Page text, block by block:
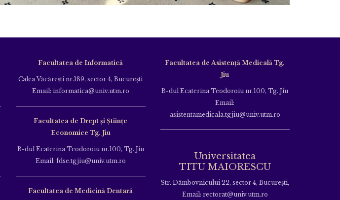
Facultatea de Informatică
Calea Văcăreşti nr.189, sector 4, Bucureşti
Email: informatica@univ.utm.ro
Facultatea de Drept și Științe
Economice Tg. Jiu
B-dul Ecaterina Teodoroiu nr.100, Tg. Jiu
Email: fdse.tgjiu@univ.utm.ro
Facultatea de Medicină Dentară
Facultatea de Asistență Medicală Tg.
Jiu
B-dul Ecaterina Teodoroiu nr.100, Tg. Jiu
Email:
asistentamedicala.tgjiu@univ.utm.ro
Universitatea
TITU MAIORESCU
Str. Dâmbovnicului 22, sector 4, București,
Email: rectorat@univ.utm.ro